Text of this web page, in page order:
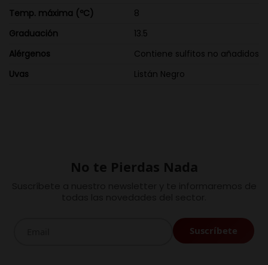
Temp. máxima (ºC)
8
Graduación
13.5
Alérgenos
Contiene sulfitos no añadidos
Uvas
Listán Negro
No te Pierdas Nada